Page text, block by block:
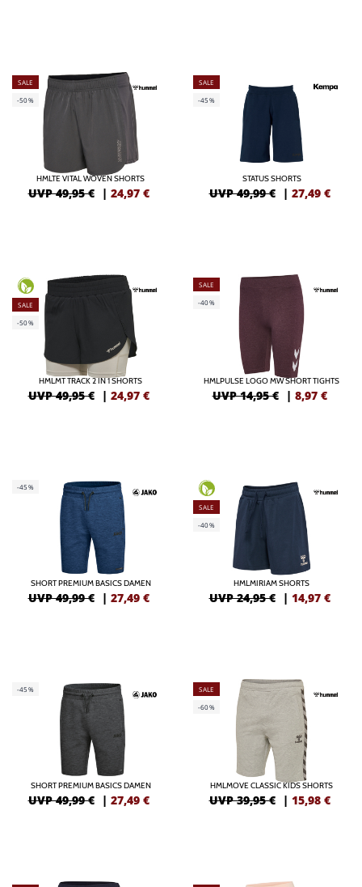
SALE
-50%
HMLTE VITAL WOVEN SHORTS
UVP 49,95 € | 24,97 €
SALE
-45%
STATUS SHORTS
UVP 49,99 € | 27,49 €
SALE
-50%
HMLMT TRACK 2 IN 1 SHORTS
UVP 49,95 € | 24,97 €
SALE
-40%
HMLPULSE LOGO MW SHORT TIGHTS
UVP 14,95 € | 8,97 €
-45%
SHORT PREMIUM BASICS DAMEN
UVP 49,99 € | 27,49 €
SALE
-40%
HMLMIRIAM SHORTS
UVP 24,95 € | 14,97 €
-45%
SHORT PREMIUM BASICS DAMEN
UVP 49,99 € | 27,49 €
SALE
-60%
HMLMOVE CLASSIC KIDS SHORTS
UVP 39,95 € | 15,98 €